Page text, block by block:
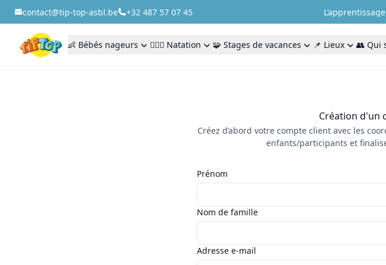
contact@tip-top-asbl.be +32 487 57 07 45
👶 Bébés nageurs 🏊🏻‍♂️ Natation 🧩 Stages de vacances 📌 Lieux 👥 Qui
Création d'un
Créez d’abord votre compte client avec les
enfants/participants et
Prénom
Nom de famille
Adresse e-mail